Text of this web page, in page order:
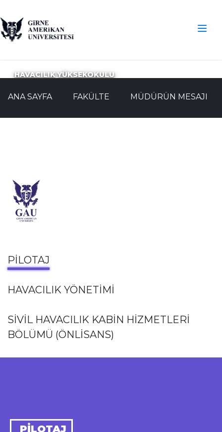
HAVACILIK YÜKSEKOKULU
ANA SAYFA FAKÜLTE MÜDÜRÜN MESAJI
PILOTAJ
HAVACILIK YÖNETIMI
SIVIL HAVACILIK KABIN HIZMETLERI
BÖLÜMÜ (ÖNLISANS)
PILOTAJ